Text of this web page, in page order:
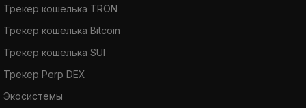
Трекер кошелька TRON
Трекер кошелька Bitcoin
Трекер кошелька SUI
Трекер Perp DEX
Экосистемы